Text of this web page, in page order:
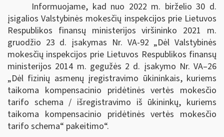
Informuojame, kad nuo 2022 m. birželio 30 d.
įsigalios Valstybinės mokesčių inspekcijos prie Lietuvos
Respublikos finansų ministerijos viršininko 2021 m.
gruodžio 23 d. įsakymas Nr. VA-92 „Dėl Valstybinės
mokesčių inspekcijos prie Lietuvos Respublikos finansų
ministerijos 2014 m. gegužės 2 d. įsakymo Nr. VA–26
„Dėl fizinių asmenų įregistravimo ūkininkais, kuriems
taikoma kompensacinio pridėtinės vertės mokesčio
tarifo schema / išregistravimo iš ūkininkų, kuriems
taikoma kompensacinio pridėtinės vertės mokesčio
tarifo schema“ pakeitimo“.